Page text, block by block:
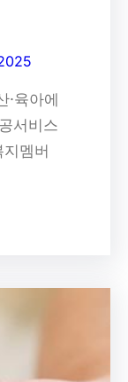
·육아에
서비스
멤버